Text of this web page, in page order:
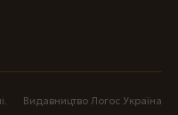
Видавництво Логос Україна